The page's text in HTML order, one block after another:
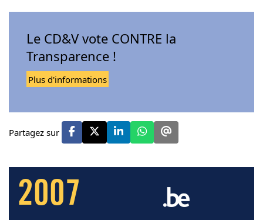
Le CD&V vote CONTRE la
Transparence !
Plus d'informations
Partagez sur
2007